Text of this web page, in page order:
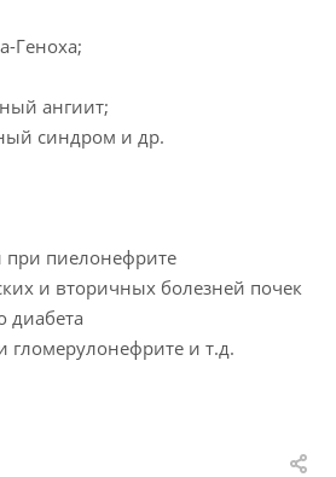
Геноха;
ангиит;
синдром и др.
при пиелонефрите
и вторичных болезней почек
диабета
гломерулонефрите и т.д.